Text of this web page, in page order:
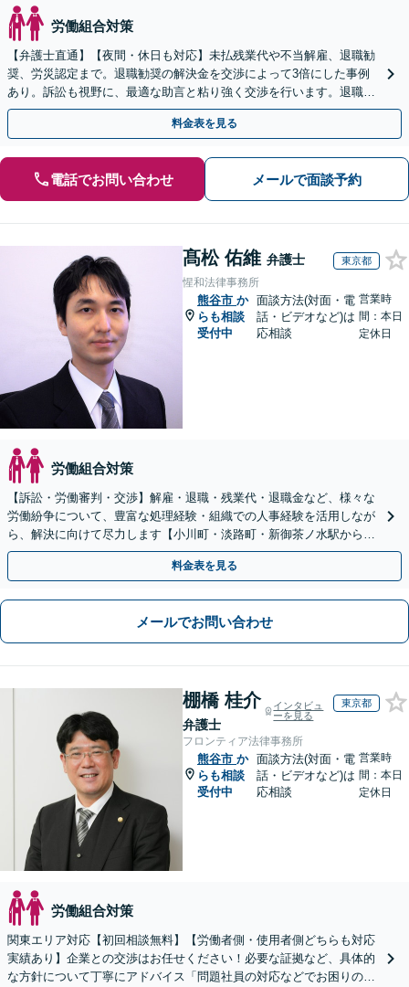
労働組合対策
【弁護士直通】【夜間・休日も対応】未払残業代や不当解雇、退職勧
奨、労災認定まで。退職勧奨の解決金を交渉によって3倍にした事例
あり。訴訟も視野に、最適な助言と粘り強く交渉を行います。退職前
後、育休中などの状況でも歓迎。まずはご相談下さい！
料金表を見る
電話でお問い合わせ メールで面談予約
髙松 佑維 弁護士 東京都
惺和法律事務所
熊谷市 か
らも相談
受付中
面談方法(対面・電
話・ビデオなど)は
応相談
営業時
間：本日
定休日
労働組合対策
【訴訟・労働審判・交渉】解雇・退職・残業代・退職金など、様々な
労働紛争について、豊富な処理経験・組織での人事経験を活用しなが
ら、解決に向けて尽力します【小川町・淡路町・新御茶ノ水駅から約
1分、御茶ノ水駅も利用可】
料金表を見る
メールでお問い合わせ
棚橋 桂介
弁護士
インタビュ
ーを見る
東京都
フロンティア法律事務所
熊谷市 か
らも相談
受付中
面談方法(対面・電
話・ビデオなど)は
応相談
営業時
間：本日
定休日
労働組合対策
関東エリア対応【初回相談無料】【労働者側・使用者側どちらも対応
実績あり】企業との交渉はお任せください！必要な証拠など、具体的
な方針について丁寧にアドバイス「問題社員の対応などでお困りの企